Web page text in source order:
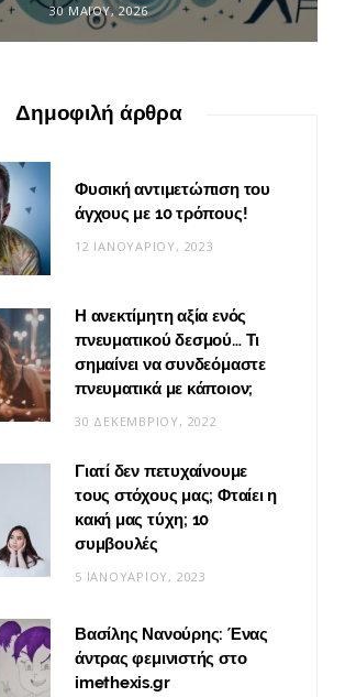
30 ΜΑΪ́ΟΥ, 2026
Δημοφιλή άρθρα
Φυσική αντιμετώπιση του
άγχους με 10 τρόπους!
12 ΙΑΝΟΥΑΡΊΟΥ, 2023
Η ανεκτίμητη αξία ενός
πνευματικού δεσμού… Τι
σημαίνει να συνδεόμαστε
πνευματικά με κάποιον;
30 ΔΕΚΕΜΒΡΊΟΥ, 2022
Γιατί δεν πετυχαίνουμε
τους στόχους μας; Φταίει η
κακή μας τύχη; 10
συμβουλές
5 ΙΑΝΟΥΑΡΊΟΥ, 2023
Βασίλης Νανούρης: Ένας
άντρας φεμινιστής στο
imethexis.gr